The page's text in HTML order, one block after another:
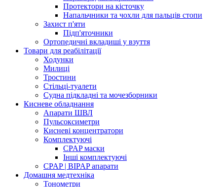
Протектори на кісточку
Напальчники та чохли для пальців стопи
Захист п'яти
Підп'яточники
Ортопедичні вкладиші у взуття
Товари для реабілітації
Ходунки
Милиці
Тростини
Стільці-туалети
Судна підкладні та мочезборники
Кисневе обладнання
Апарати ШВЛ
Пульсоксиметри
Кисневі концентратори
Комплектуючі
CPAP маски
Інші комплектуючі
CPAP | BIPAP апарати
Домашня медтехніка
Тонометри